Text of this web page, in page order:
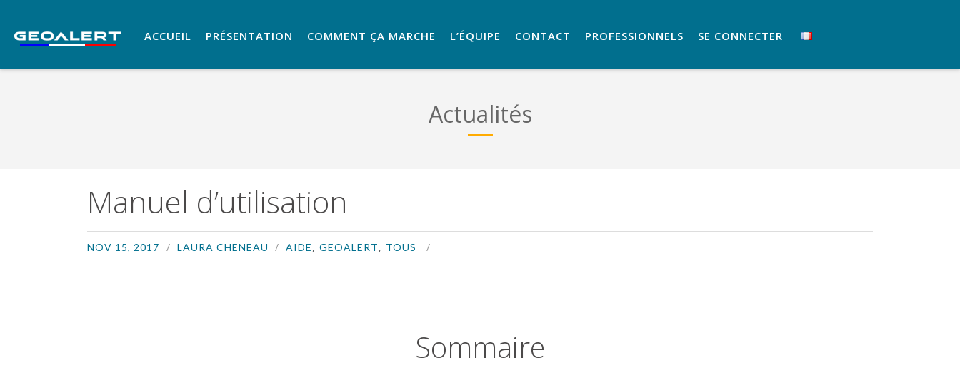
ACCUEIL PRÉSENTATION COMMENT ÇA MARCHE L’ÉQUIPE CONTACT PROFESSIONNELS SE CONNECTER
Actualités
Manuel d’utilisation
NOV 15, 2017 LAURA CHENEAU AIDE, GEOALERT, TOUS
Sommaire